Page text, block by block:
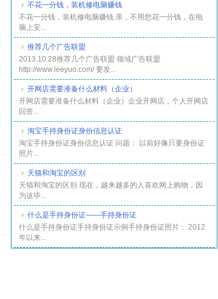
不花一分钱，装机修电脑赚钱
不花一分钱，装机修电脑赚钱 亲，不用您花一分钱，在电
脑上安...
推荐几个广告联盟
2013.10.28推荐几个广告联盟 领域广告联盟
http://www.leeyuo.com/ 要发...
开网店需要准备什么材料（企业）
开网店需要准备什么材料（企业）企业开网店，个人开网店
回答...
淘宝手持身份证身份信息认证
淘宝手持身份证身份信息认证 问题： 以前好像只要身份证
照片...
天猫和淘宝的区别
天猫和淘宝的区别 现在，越来越多的人喜欢网上购物，因
为这毕...
什么是手持身份证——手持身份证
什么是手持身份证手持身份证示例手持身份证照片： 2012
年以来...